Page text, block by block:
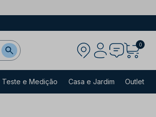
0
Teste e Medição Casa e Jardim Outlet